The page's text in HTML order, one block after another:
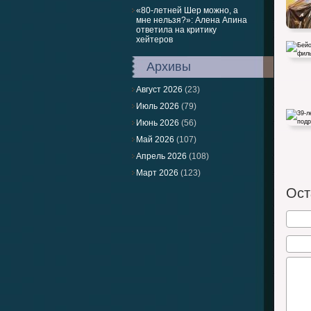
«80-летней Шер можно, а
мне нельзя?»: Алена Апина
ответила на критику
хейтеров
Архивы
Август 2026 (23)
Июль 2026 (79)
Июнь 2026 (56)
Май 2026 (107)
Апрель 2026 (108)
Март 2026 (123)
баре